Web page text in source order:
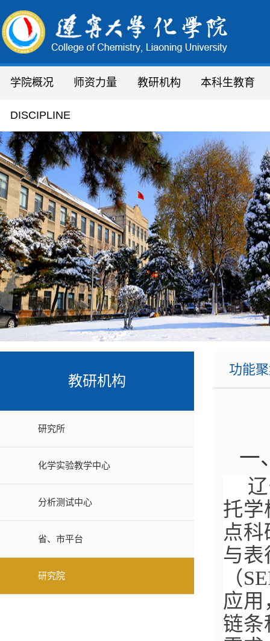
学院概况
学院简介
机构设置
现任领导
领导致辞
联系方式
师资力量
教职员工
教 授
副教授
讲 师
实验技术人员
行政办公人员 学院办公室
学生工作办公室
课题组主页 宋溪明教授课题组
张向东教授课题组
张蕾教授课题组
梁福顺教授课题组
许维国副教授课题组
黄鹏副教授课题组
教研机构
化学实验教学中心
分析测试中心
省、市平台 绿色合成
稀
辽宁省
辽宁省绿
高
沈阳市
研究院
辽宁大
辽
本科生教育
专业设置
DISCIPLINE
教研机构
研究所
化学实验教学中心
分析测试中心
省、市平台
研究院
功能
一
托学
点
与表
（
应
链条